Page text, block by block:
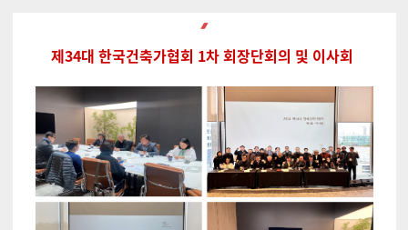
제34대 한국건축가협회 1차 회장단회의 및 이사회